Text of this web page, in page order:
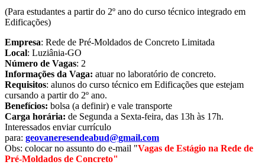
(Para estudantes a partir do 2º ano do curso técnico integrado em
Edificações)
Empresa: Rede de Pré-Moldados de Concreto Limitada
Local: Luziânia-GO
Número de Vagas: 2
Informações da Vaga: atuar no laboratório de concreto.
Requisitos: alunos do curso técnico em Edificações que estejam
cursando a partir do 2º ano.
Benefícios: bolsa (a definir) e vale transporte
Carga horária: de Segunda a Sexta-feira, das 13h às 17h.
Interessados enviar currículo
para: geovaneresendeabud@gmail.com
Obs: colocar no assunto do e-mail "Vagas de Estágio na Rede de
Pré-Moldados de Concreto"